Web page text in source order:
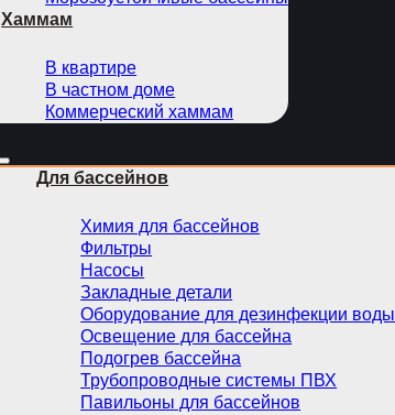
Хаммам
В квартире
В частном доме
Коммерческий хаммам
Для бассейнов
Химия для бассейнов
Фильтры
Насосы
Закладные детали
Оборудование для дезинфекции воды
Освещение для бассейна
Подогрев бассейна
Трубопроводные системы ПВХ
Павильоны для бассейнов